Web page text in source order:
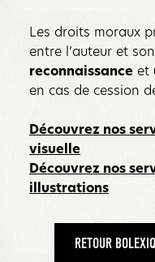
Les droits moraux
entre l’auteur et
reconnaissance et
en cas de cession
Découvrez nos
visuelle
Découvrez nos
illustrations
RETOUR